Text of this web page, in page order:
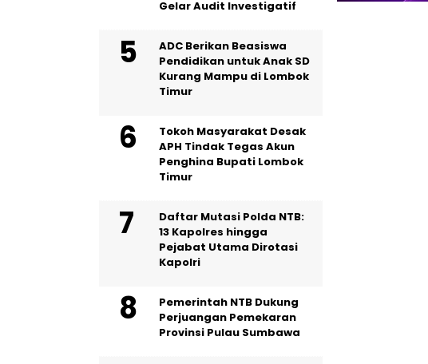
Gelar Audit Investigatif
ADC Berikan Beasiswa
Pendidikan untuk Anak SD
Kurang Mampu di Lombok
Timur
Tokoh Masyarakat Desak
APH Tindak Tegas Akun
Penghina Bupati Lombok
Timur
Daftar Mutasi Polda NTB:
13 Kapolres hingga
Pejabat Utama Dirotasi
Kapolri
Pemerintah NTB Dukung
Perjuangan Pemekaran
Provinsi Pulau Sumbawa